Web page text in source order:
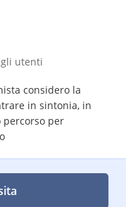
utenti
considero la
in sintonia, in
per